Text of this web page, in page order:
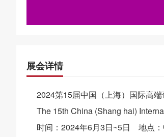
展会详情
2024第15届中国（上海）国际高
The 15th China (Shang hai)
时间：2024年6月3日~5日 地点：